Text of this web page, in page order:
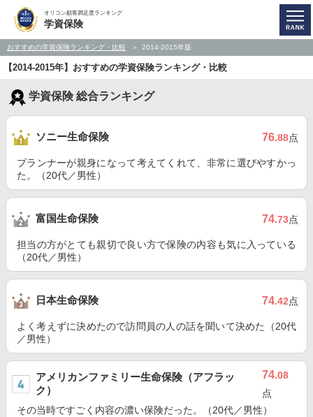
オリコン顧客満足度ランキング
学資保険
おすすめの学資保険ランキング・比較 2014-2015年版
【2014-2015年】おすすめの学資保険ランキング・比較
学資保険 総合ランキング
ソニー生命保険 76.88点
プランナーが親身になって考えてくれて、非常に選びやすかっ
た。（20代／男性）
富国生命保険 74.73点
担当の方がとても親切で良い方で保険の内容も気に入っている
（20代／男性）
日本生命保険 74.42点
よく考えずに決めたので訪問員の人の話を聞いて決めた（20代
／男性）
アメリカンファミリー生命保険（アフラッ
ク）
74.08
点
その当時ですごく内容の濃い保険だった。（20代／男性）